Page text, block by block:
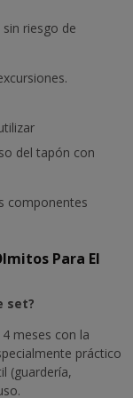
riesgo de
del tapón con
componentes
Para El
set?
meses con la
práctico
(guardería,